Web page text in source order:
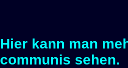
Hier kann man
communis sehen.